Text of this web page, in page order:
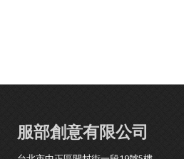
服部創意有限公司